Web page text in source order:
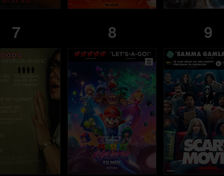
7 8 9